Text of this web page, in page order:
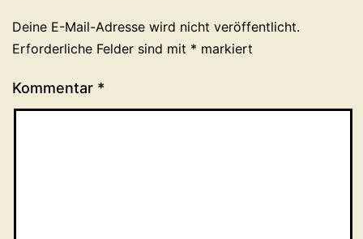
Deine E-Mail-Adresse wird nicht veröffentlicht.
Erforderliche Felder sind mit * markiert
Kommentar *